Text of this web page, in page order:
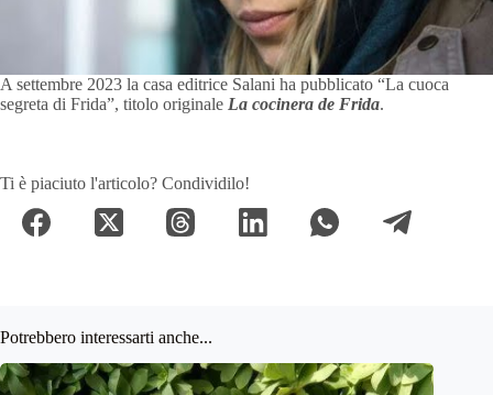
A settembre 2023 la casa editrice Salani ha pubblicato “La cuoca
segreta di Frida”, titolo originale La cocinera de Frida.
Ti è piaciuto l'articolo? Condividilo!
Potrebbero interessarti anche...